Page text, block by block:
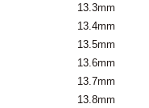
13.3mm
13.4mm
13.5mm
13.6mm
13.7mm
13.8mm